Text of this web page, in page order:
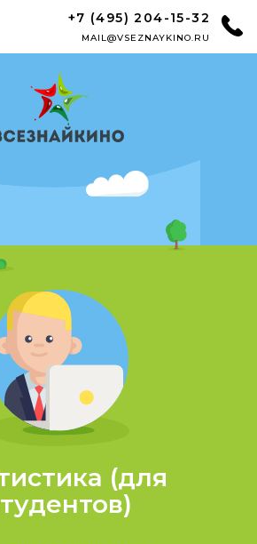
MAIL@VSEZNAYKINO.RU
+7 (495) 204-15-32
(для